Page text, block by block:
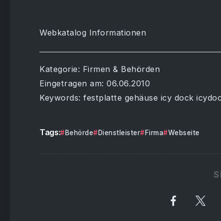
Webkatalog Informationen
Kategorie: Firmen & Behörden
Eingetragen am: 06.06.2010
Keywords: festplatte gehäuse icy dock
Tags: Behörde Dienstleister Firma Webseite